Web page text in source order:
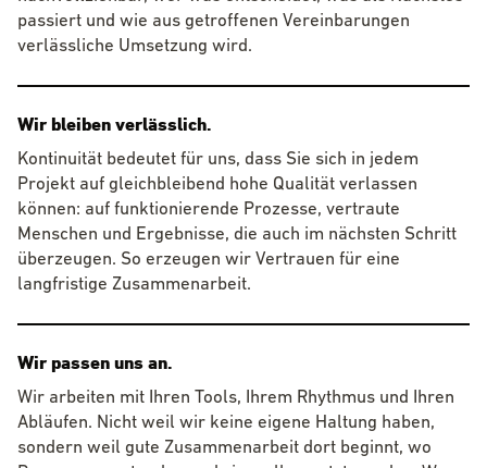
passiert und wie aus getroffenen Vereinbarungen
verlässliche Umsetzung wird.
Wir bleiben verlässlich.
Kontinuität bedeutet für uns, dass Sie sich in jedem
Projekt auf gleichbleibend hohe Qualität verlassen
können: auf funktionierende Prozesse, vertraute
Menschen und Ergebnisse, die auch im nächsten Schritt
überzeugen. So erzeugen wir Vertrauen für eine
langfristige Zusammenarbeit.
Wir passen uns an.
Wir arbeiten mit Ihren Tools, Ihrem Rhythmus und Ihren
Abläufen. Nicht weil wir keine eigene Haltung haben,
sondern weil gute Zusammenarbeit dort beginnt, wo